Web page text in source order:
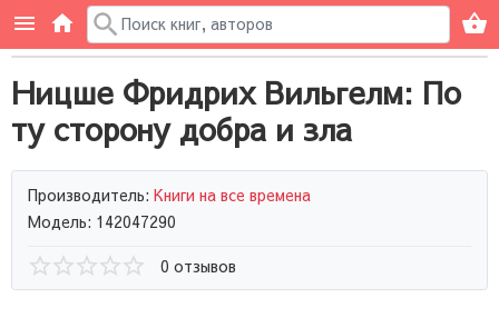
Ницше Фридрих Вильгелм: По
ту сторону добра и зла
Производитель: Книги на все времена
Модель: 142047290
0 отзывов